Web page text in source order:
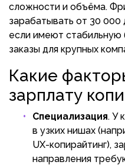
сложности и объёма.
зарабатывать от 30
если имеют стабильную
заказы для крупных
Какие
зарплату
Специализация. У
в узких нишах
UX-копирайтинг),
направления